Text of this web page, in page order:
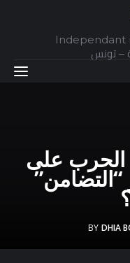
Independant
– تونس
Daily#101 | الحرب على
“التضامن”
BY DHIA